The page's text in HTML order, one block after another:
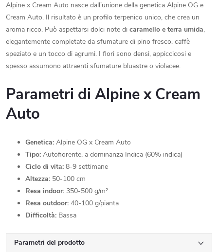
Alpine x Cream Auto nasce dall’unione della genetica Alpine OG e
Cream Auto. Il risultato è un profilo terpenico unico, che crea un
aroma ricco. Può aspettarsi dolci note di caramello e terra umida,
elegantemente completate da sfumature di pino fresco, caffè
speziato e un tocco di agrumi. I fiori sono densi, appiccicosi e
spesso assumono attraenti sfumature bluastre o violacee.
Parametri di Alpine x Cream
Auto
Genetica: Alpine OG x Cream Auto
Tipo: Autofiorente, a dominanza Indica (60% indica)
Ciclo di vita: 8-9 settimane
Altezza: 50-100 cm
Resa indoor: 350-500 g/m²
Resa outdoor: 40-100 g/pianta
Difficoltà: Bassa
Parametri del prodotto